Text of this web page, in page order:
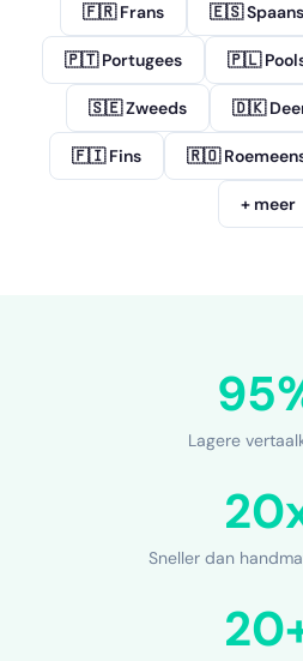
🇫🇷 Frans 🇪🇸 Spaans
🇵🇹 Portugees 🇵🇱
🇸🇪 Zweeds 🇩🇰
🇫🇮 Fins 🇷🇴
+ meer
Lagere
Sneller dan